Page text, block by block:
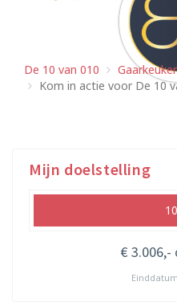
De 10 van 010
Kom in actie voor De 10
Mijn doelstelling
€ 3.006,-